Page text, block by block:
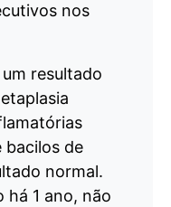
nos
resultado
bacilos de
normal.
há 1 ano, não